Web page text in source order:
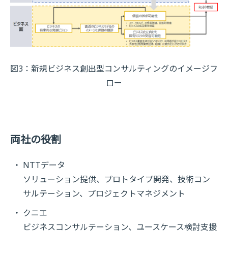
図3：新規ビジネス創出型コンサルティングのイメージフ
ロー
両社の役割
NTTデータ
ソリューション提供、プロトタイプ開発、技術コン
サルテーション、プロジェクトマネジメント
クニエ
ビジネスコンサルテーション、ユースケース検討支援